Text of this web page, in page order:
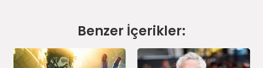
Benzer İçerikler: